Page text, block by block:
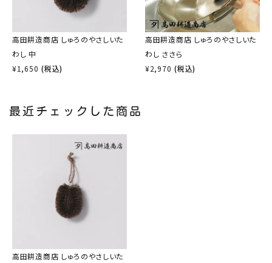
高田耕造商店 しゅろのやさしいた
わし 中
¥1,650 (税込)
高田耕造商店 しゅろのやさしいた
わし ささら
¥2,970 (税込)
最近チェックした商品
高田耕造商店 しゅろのやさしいた